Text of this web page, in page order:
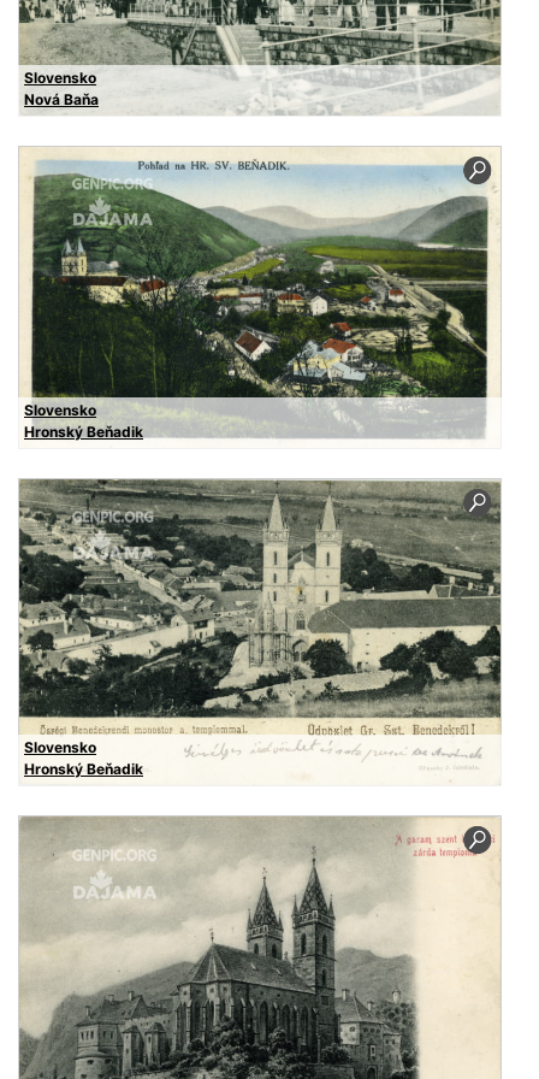
Slovensko
Nová Baňa
Slovensko
Hronský Beňadik
Slovensko
Hronský Beňadik